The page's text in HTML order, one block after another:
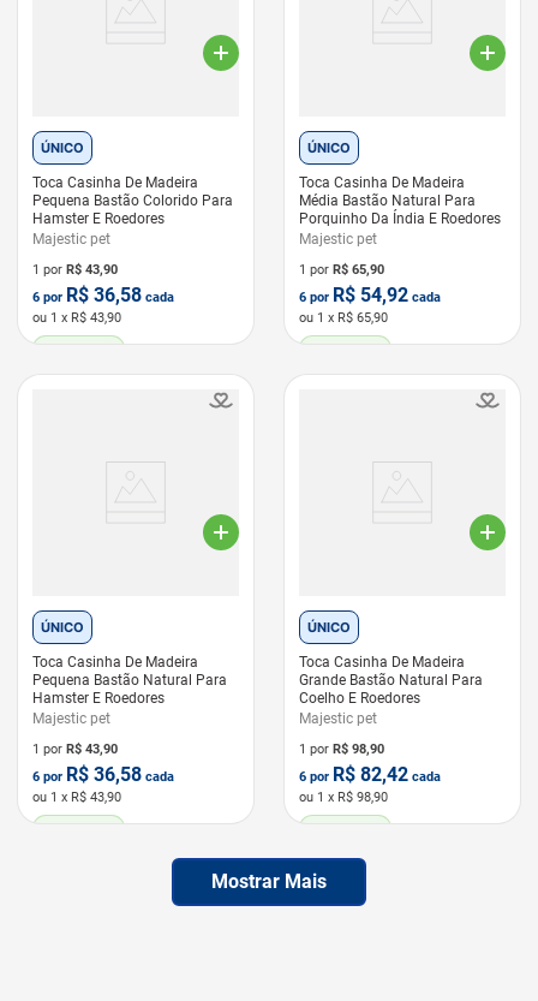
ÚNICO
Toca Casinha De Madeira
Pequena Bastão Colorido Para
Hamster E Roedores
Majestic pet
1 por R$ 43,90
6 por R$ 36,58 cada
ou 1 x R$ 43,90
ÚNICO
Toca Casinha De Madeira
Média Bastão Natural Para
Porquinho Da Índia E Roedores
Majestic pet
1 por R$ 65,90
6 por R$ 54,92 cada
ou 1 x R$ 65,90
ÚNICO
Toca Casinha De Madeira
Pequena Bastão Natural Para
Hamster E Roedores
Majestic pet
1 por R$ 43,90
6 por R$ 36,58 cada
ou 1 x R$ 43,90
ÚNICO
Toca Casinha De Madeira
Grande Bastão Natural Para
Coelho E Roedores
Majestic pet
1 por R$ 98,90
6 por R$ 82,42 cada
ou 1 x R$ 98,90
Mostrar Mais